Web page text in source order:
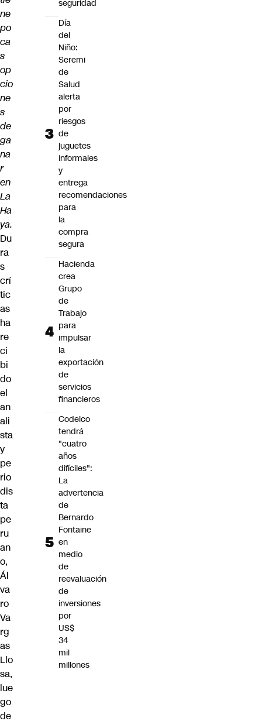
ne
po
ca
s
op
cio
ne
s
de
ga
na
r
en
La
Ha
ya.
Du
ra
s
crí
tic
as
ha
re
ci
bi
do
el
an
ali
sta
y
pe
rio
dis
ta
pe
ru
an
o,
Ál
va
ro
Va
rg
as
Llo
sa,
lue
go
de
seguridad
Día
del
Niño:
Seremi
de
Salud
alerta
por
riesgos
de
juguetes
informales
y
entrega
recomendaciones
para
la
compra
segura
Hacienda
crea
Grupo
de
Trabajo
para
impulsar
la
exportación
de
servicios
financieros
Codelco
tendrá
"cuatro
años
difíciles":
La
advertencia
de
Bernardo
Fontaine
en
medio
de
reevaluación
de
inversiones
por
US$
34
mil
millones